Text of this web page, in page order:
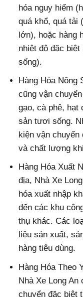
hóa nguy hiểm
quá khổ, quá tải
lớn), hoặc hàng
nhiệt độ đặc
sống).
Hàng Hóa Nông
cũng vận
gạo, cà phê, hạt
sản tươi sống.
kiện vận
và chất lượng
Hàng Hóa Xuất
địa, Nhà Xe
hóa xuất nhập
đến các khu
thụ khác. Các
liệu sản xuất,
hàng tiêu dùng.
Hàng Hóa Theo
Nhà Xe Long
chuyển đặc biệt